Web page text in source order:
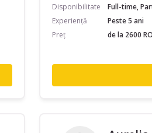
Disponibilitate
Full-time,
Experiență
Peste 5 ani
Preț
de la 2600